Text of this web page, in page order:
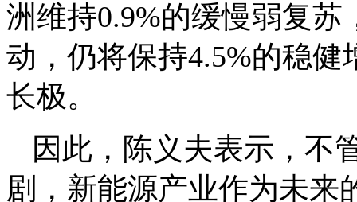
洲维持0.9%的缓慢弱复
动，仍将保持4.5%的稳
长极。
因此，陈义夫表示，不
剧，新能源产业作为未来